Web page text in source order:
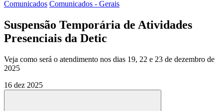
Comunicados Comunicados - Gerais
Suspensão Temporária de Atividades
Presenciais da Detic
Veja como será o atendimento nos dias 19, 22 e 23 de dezembro de
2025
16 dez 2025